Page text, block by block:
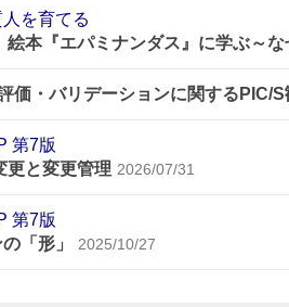
人を育てる
絵本『エパミナンダス』に学ぶ～
価・バリデーションに関するPIC/
第7版
更と変更管理 2026/07/31
第7版
「形」
2025/10/27